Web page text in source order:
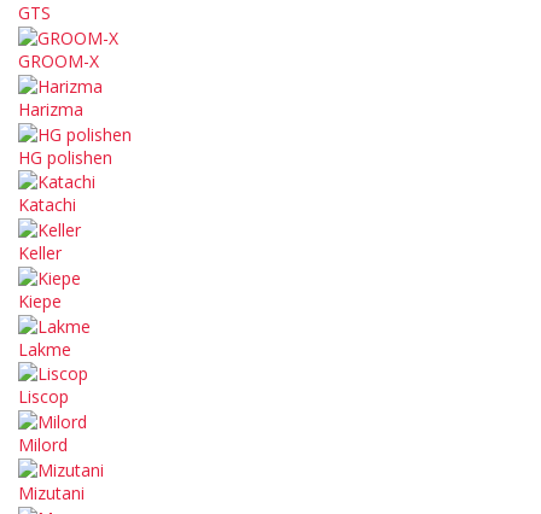
GTS
GROOM-X
Harizma
HG polishen
Katachi
Keller
Kiepe
Lakme
Liscop
Milord
Mizutani